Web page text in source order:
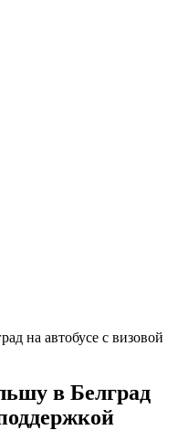
в Белград